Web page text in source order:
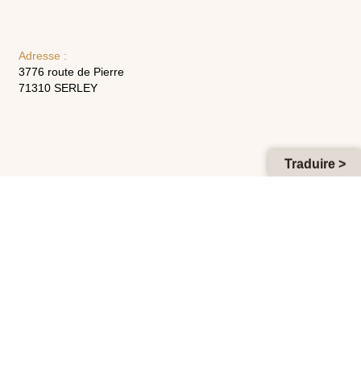
Adresse :
3776 route de Pierre
71310 SERLEY
Traduire >